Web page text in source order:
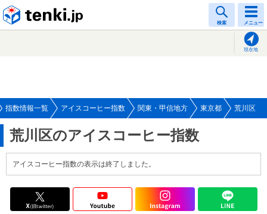
検索 メニュー
現在地
指数情報一覧 アイスコーヒー指数 関東・甲信地方 東京都 荒川区
荒川区のアイスコーヒー指数
アイスコーヒー指数の表示は終了しました。